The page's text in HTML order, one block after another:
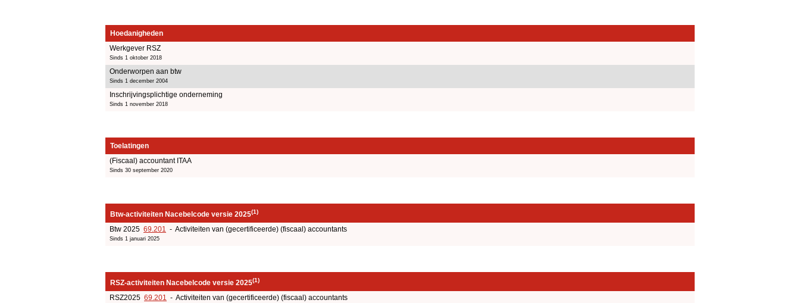
Hoedanigheden
Werkgever RSZ
Sinds 1 oktober 2018
Onderworpen aan btw
Sinds 1 december 2004
Inschrijvingsplichtige onderneming
Sinds 1 november 2018
Toelatingen
(Fiscaal) accountant ITAA
Sinds 30 september 2020
Btw-activiteiten Nacebelcode versie 2025(1)
Btw 2025 69.201 - Activiteiten van (gecertificeerde) (fiscaal) accountants
Sinds 1 januari 2025
RSZ-activiteiten Nacebelcode versie 2025(1)
RSZ2025 69.201 - Activiteiten van (gecertificeerde) (fiscaal) accountants